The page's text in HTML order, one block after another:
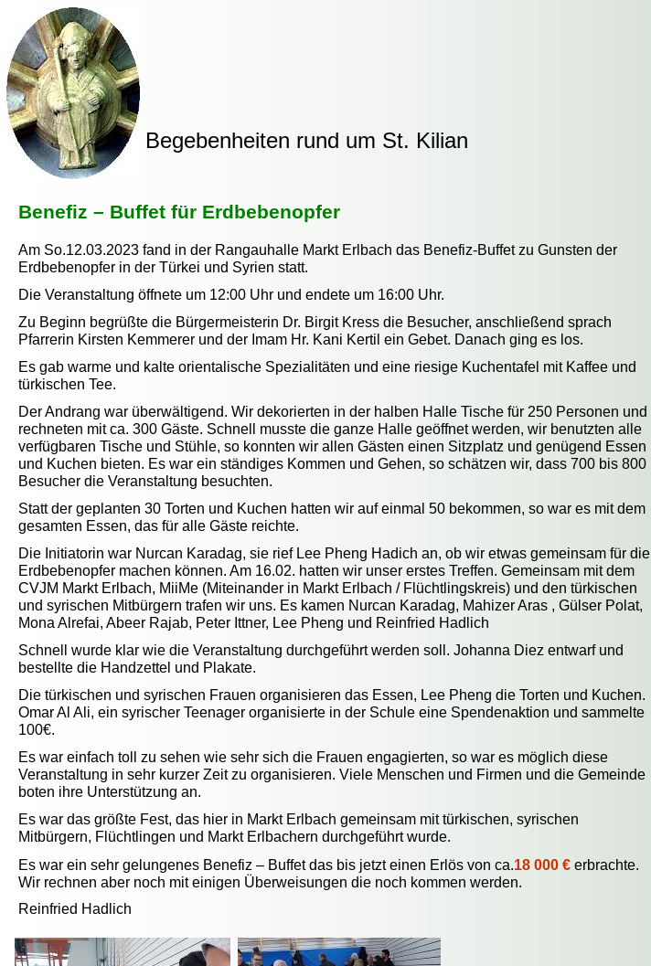
Begebenheiten rund um St. Kilian
Benefiz – Buffet für Erdbebenopfer
Am So.12.03.2023 fand in der Rangauhalle Markt Erlbach das Benefiz-Buffet zu Gunsten der
Erdbebenopfer in der Türkei und Syrien statt.
Die Veranstaltung öffnete um 12:00 Uhr und endete um 16:00 Uhr.
Zu Beginn begrüßte die Bürgermeisterin Dr. Birgit Kress die Besucher, anschließend sprach
Pfarrerin Kirsten Kemmerer und der Imam Hr. Kani Kertil ein Gebet. Danach ging es los.
Es gab warme und kalte orientalische Spezialitäten und eine riesige Kuchentafel mit Kaffee und
türkischen Tee.
Der Andrang war überwältigend. Wir dekorierten in der halben Halle Tische für 250 Personen und
rechneten mit ca. 300 Gäste. Schnell musste die ganze Halle geöffnet werden, wir benutzten alle
verfügbaren Tische und Stühle, so konnten wir allen Gästen einen Sitzplatz und genügend Essen
und Kuchen bieten. Es war ein ständiges Kommen und Gehen, so schätzen wir, dass 700 bis 800
Besucher die Veranstaltung besuchten.
Statt der geplanten 30 Torten und Kuchen hatten wir auf einmal 50 bekommen, so war es mit dem
gesamten Essen, das für alle Gäste reichte.
Die Initiatorin war Nurcan Karadag, sie rief Lee Pheng Hadich an, ob wir etwas gemeinsam für die
Erdbebenopfer machen können. Am 16.02. hatten wir unser erstes Treffen. Gemeinsam mit dem
CVJM Markt Erlbach, MiiMe (Miteinander in Markt Erlbach / Flüchtlingskreis) und den türkischen
und syrischen Mitbürgern trafen wir uns. Es kamen Nurcan Karadag, Mahizer Aras , Gülser Polat,
Mona Alrefai, Abeer Rajab, Peter Ittner, Lee Pheng und Reinfried Hadlich
Schnell wurde klar wie die Veranstaltung durchgeführt werden soll. Johanna Diez entwarf und
bestellte die Handzettel und Plakate.
Die türkischen und syrischen Frauen organisieren das Essen, Lee Pheng die Torten und Kuchen.
Omar Al Ali, ein syrischer Teenager organisierte in der Schule eine Spendenaktion und sammelte
100€.
Es war einfach toll zu sehen wie sehr sich die Frauen engagierten, so war es möglich diese
Veranstaltung in sehr kurzer Zeit zu organisieren. Viele Menschen und Firmen und die Gemeinde
boten ihre Unterstützung an.
Es war das größte Fest, das hier in Markt Erlbach gemeinsam mit türkischen, syrischen
Mitbürgern, Flüchtlingen und Markt Erlbachern durchgeführt wurde.
Es war ein sehr gelungenes Benefiz – Buffet das bis jetzt einen Erlös von ca.18 000 € erbrachte.
Wir rechnen aber noch mit einigen Überweisungen die noch kommen werden.
Reinfried Hadlich